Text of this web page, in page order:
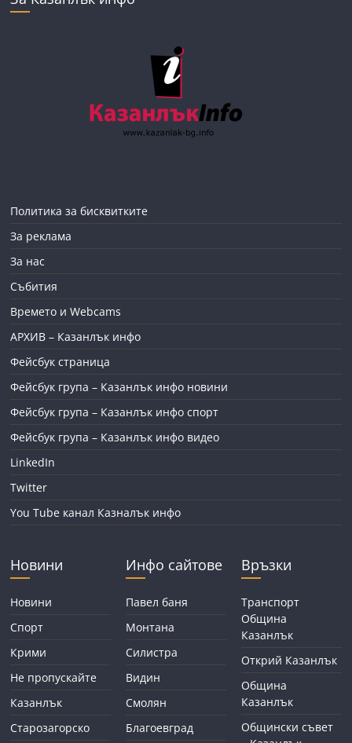
Политика за бисквитките
За реклама
За нас
Събития
Времето и Webcams
АРХИВ – Казанлък инфо
Фейсбук страница
Фейсбук група – Казанлък инфо новини
Фейсбук група – Казанлък инфо спорт
Фейсбук група – Казанлък инфо видео
LinkedIn
Twitter
You Tube канал Казналък инфо
Новини
Новини
Спорт
Крими
Не пропускайте
Казанлък
Старозагорско
Инфо сайтове
Павел баня
Монтана
Силистра
Видин
Смолян
Благоевград
Връзки
Транспорт
Община
Казанлък
Открий Казанлък
Община
Казанлък
Общински съвет